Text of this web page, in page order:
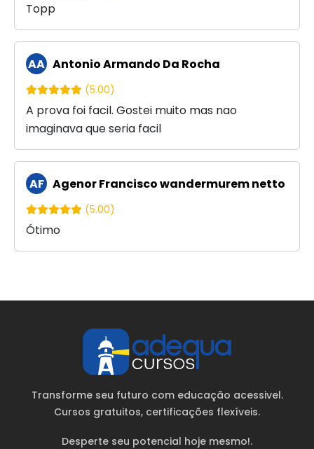
Topp
AA Antonio Armando Da Rocha
(5.00)
A prova foi facil. Gostei muito mas nao
imaginava que seria facil
AF Agenor Francisco wandermurem netto
(5.00)
Ótimo
Transforme seu futuro com educação acessivel.
Cursos gratuitos, certificações flexíveis.
Desperte seu potencial hoje mesmo!.